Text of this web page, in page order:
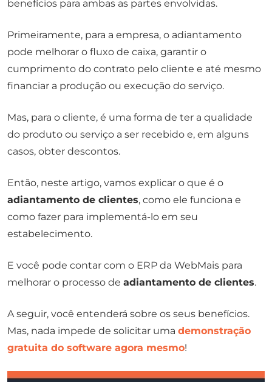
benefícios para ambas as partes envolvidas.
Primeiramente, para a empresa, o adiantamento
pode melhorar o fluxo de caixa, garantir o
cumprimento do contrato pelo cliente e até mesmo
financiar a produção ou execução do serviço.
Mas, para o cliente, é uma forma de ter a qualidade
do produto ou serviço a ser recebido e, em alguns
casos, obter descontos.
Então, neste artigo, vamos explicar o que é o
adiantamento de clientes, como ele funciona e
como fazer para implementá-lo em seu
estabelecimento.
E você pode contar com o ERP da WebMais para
melhorar o processo de adiantamento de clientes.
A seguir, você entenderá sobre os seus benefícios.
Mas, nada impede de solicitar uma demonstração
gratuita do software agora mesmo!